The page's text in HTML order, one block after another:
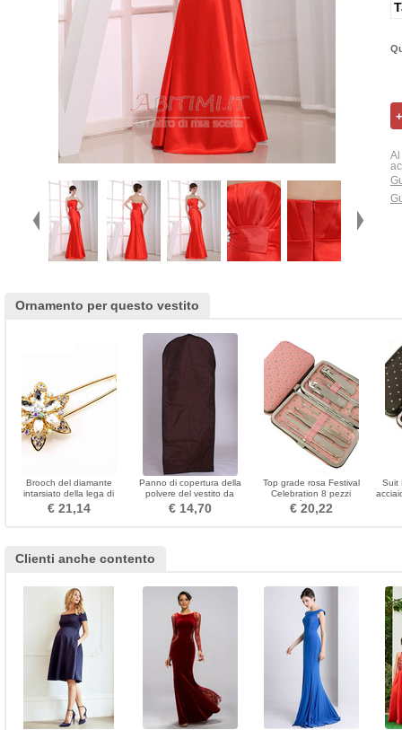
Al
Ornamento per questo vestito
Brooch del diamante
intarsiato della lega di
cristallo della lega di modo
del corsage
€ 21,14
Panno di copertura della
polvere del vestito da
cerimonia marrone che
appende vestito da
€ 14,70
Top grade rosa Festival
Celebration 8 pezzi
Pubblicità Nail Clippers
€ 20,22
Suit
Clienti anche contento